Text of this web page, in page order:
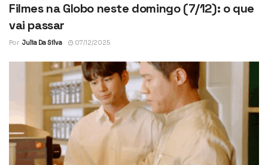
Filmes na Globo neste domingo (7/12): o que
vai passar
Por Julia Da Silva 07/12/2025